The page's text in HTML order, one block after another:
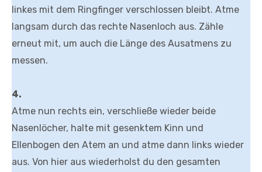
linkes mit dem Ringfinger verschlossen bleibt. Atme
langsam durch das rechte Nasenloch aus. Zähle
erneut mit, um auch die Länge des Ausatmens zu
messen.
4.
Atme nun rechts ein, verschließe wieder beide
Nasenlöcher, halte mit gesenktem Kinn und
Ellenbogen den Atem an und atme dann links wieder
aus. Von hier aus wiederholst du den gesamten